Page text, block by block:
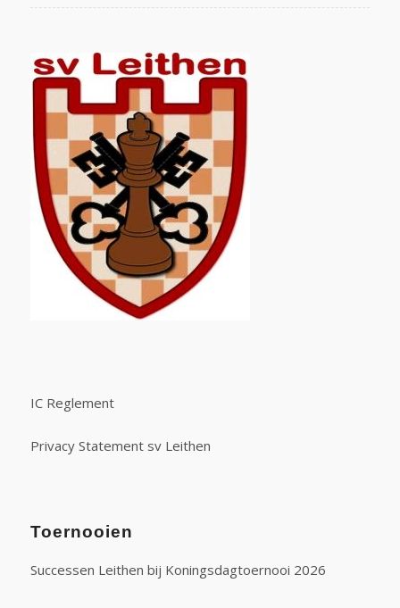
IC Reglement
Privacy Statement sv Leithen
Toernooien
Successen Leithen bij Koningsdagtoernooi 2026